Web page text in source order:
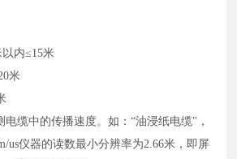
以内≤15米
米
缆中的传播速度。如：“油浸纸电缆"，
us仪器的读数最小分辨率为2.66米，即屏